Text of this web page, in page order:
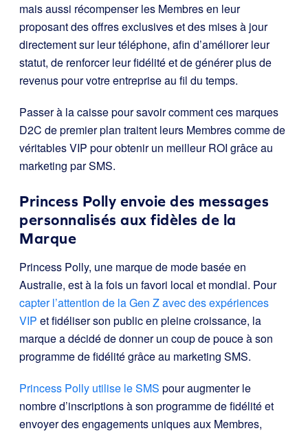
mais aussi récompenser les Membres en leur
proposant des offres exclusives et des mises à jour
directement sur leur téléphone, afin d’améliorer leur
statut, de renforcer leur fidélité et de générer plus de
revenus pour votre entreprise au fil du temps.
Passer à la caisse pour savoir comment ces marques
D2C de premier plan traitent leurs Membres comme de
véritables VIP pour obtenir un meilleur ROI grâce au
marketing par SMS.
Princess Polly envoie des messages
personnalisés aux fidèles de la
Marque
Princess Polly, une marque de mode basée en
Australie, est à la fois un favori local et mondial. Pour
capter l’attention de la Gen Z avec des expériences
VIP et fidéliser son public en pleine croissance, la
marque a décidé de donner un coup de pouce à son
programme de fidélité grâce au marketing SMS.
Princess Polly utilise le SMS pour augmenter le
nombre d’inscriptions à son programme de fidélité et
envoyer des engagements uniques aux Membres,